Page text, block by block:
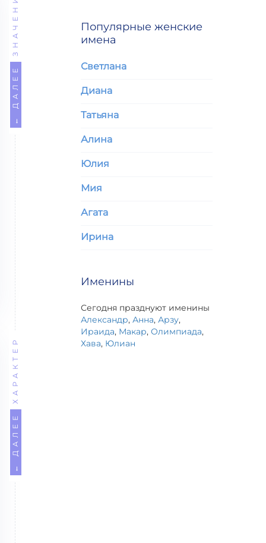
← ДАЛЕЕ
ЗНАЧЕНИЕ
← ДАЛЕЕ
ХАРАКТЕР
Популярные женские
имена
Светлана
Диана
Татьяна
Алина
Юлия
Мия
Агата
Ирина
Именины
Сегодня празднуют именины
Александр, Анна, Арзу,
Ираида, Макар, Олимпиада,
Хава, Юлиан